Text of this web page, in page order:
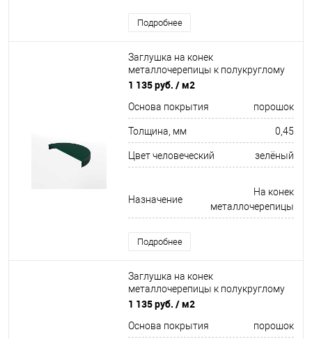
Подробнее
Заглушка на конек
металлочерепицы к полукруглому
коньку торцевая для кровли
покрытием 0,45x220мм RAL 6005
1 135 руб. / м2
Основа покрытия порошок
Толщина, мм 0,45
Цвет человеческий зелёный
Назначение
На конек
металлочерепицы
Подробнее
Заглушка на конек
металлочерепицы к полукруглому
коньку конусная для кровли
покрытием 0,45x301мм RAL 7005
1 135 руб. / м2
Основа покрытия порошок